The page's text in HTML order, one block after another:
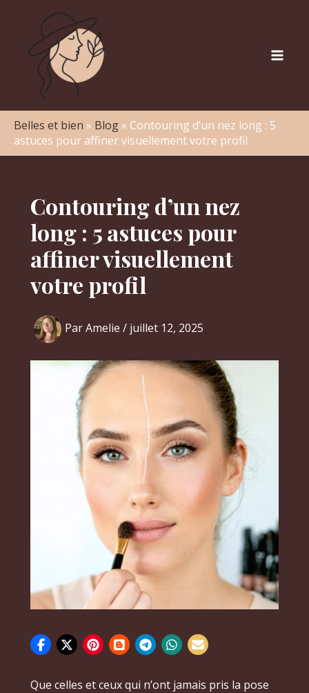
contenu
Belles et bien » Blog» Contouring d’un nez long : 5
astuces pour affiner visuellement votre profil
Contouring d’un nez
long : 5 astuces pour
affiner visuellement
votre profil
ParAmelie / juillet 12, 2025
Que celles et ceux qui n’ont jamais pris la pose